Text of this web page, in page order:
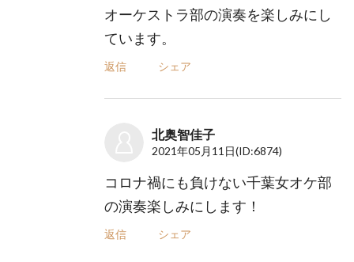
オーケストラ部の演奏を楽しみにし
ています。
返信 シェア
北奥智佳子
2021年05月11日(ID:6874)
コロナ禍にも負けない千葉女オケ部
の演奏楽しみにします！
返信 シェア